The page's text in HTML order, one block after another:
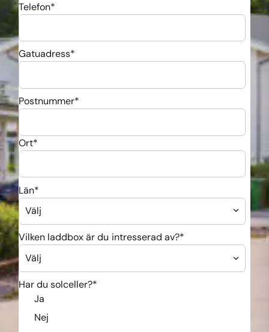
Telefon*
Gatuadress*
Postnummer*
Ort*
Län*
Vilken laddbox är du intresserad av?*
Har du solceller?*
Ja
Nej